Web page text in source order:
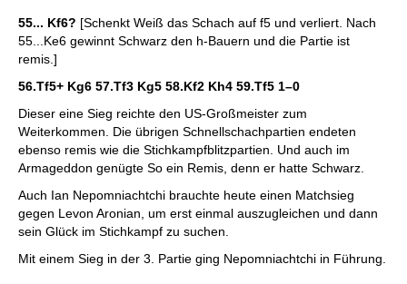
55... Kf6? [Schenkt Weiß das Schach auf f5 und verliert. Nach
55...Ke6 gewinnt Schwarz den h-Bauern und die Partie ist
remis.]
56.Tf5+ Kg6 57.Tf3 Kg5 58.Kf2 Kh4 59.Tf5 1–0
Dieser eine Sieg reichte den US-Großmeister zum
Weiterkommen. Die übrigen Schnellschachpartien endeten
ebenso remis wie die Stichkampfblitzpartien. Und auch im
Armageddon genügte So ein Remis, denn er hatte Schwarz.
Auch Ian Nepomniachtchi brauchte heute einen Matchsieg
gegen Levon Aronian, um erst einmal auszugleichen und dann
sein Glück im Stichkampf zu suchen.
Mit einem Sieg in der 3. Partie ging Nepomniachtchi in Führung.